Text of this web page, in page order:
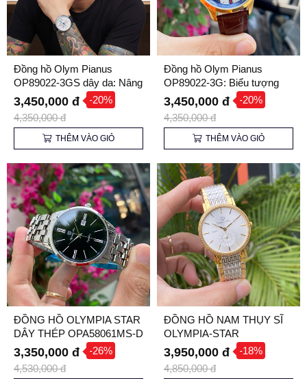
Đồng hồ Olym Pianus
OP89022-3GS dây da: Nâng
tầm phong cách lịch lãm
3,450,000 đ -20%
4,350,000 đ
THÊM VÀO GIỎ
Đồng hồ Olym Pianus
OP89022-3G: Biểu tượng
của sự Lịch lãm và Đẳng
cấp
3,450,000 đ -20%
4,350,000 đ
THÊM VÀO GIỎ
ĐỒNG HỒ OLYMPIA STAR
DÂY THÉP OPA58061MS-D
3,350,000 đ -26%
4,530,000 đ
ĐỒNG HỒ NAM THỤY SĨ
OLYMPIA-STAR
OPA58012DM
3,950,000 đ -18%
4,850,000 đ